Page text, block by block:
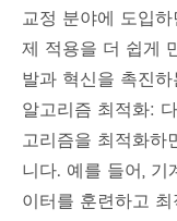
교정 분야에 도입
제 적용을 더 쉽게
발과 혁신을 촉진
알고리즘 최적화:
고리즘을 최적화하
니다. 예를 들어,
이터를 훈련하고